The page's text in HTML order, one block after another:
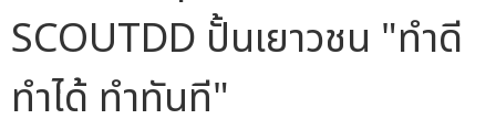
SCOUTDD ปั้นเยาวชน "ทำดี
ทำได้ ทำทันที"